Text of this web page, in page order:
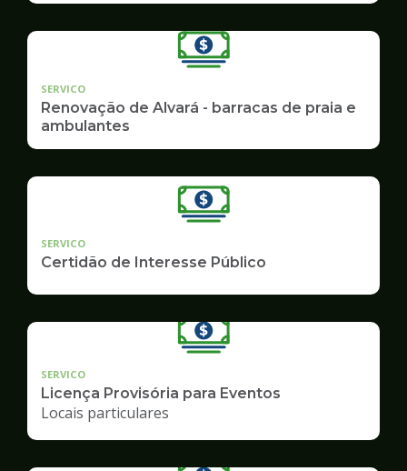
SERVICO
Renovação de Alvará - barracas de praia e
ambulantes
SERVICO
Certidão de Interesse Público
SERVICO
Licença Provisória para Eventos
Locais particulares